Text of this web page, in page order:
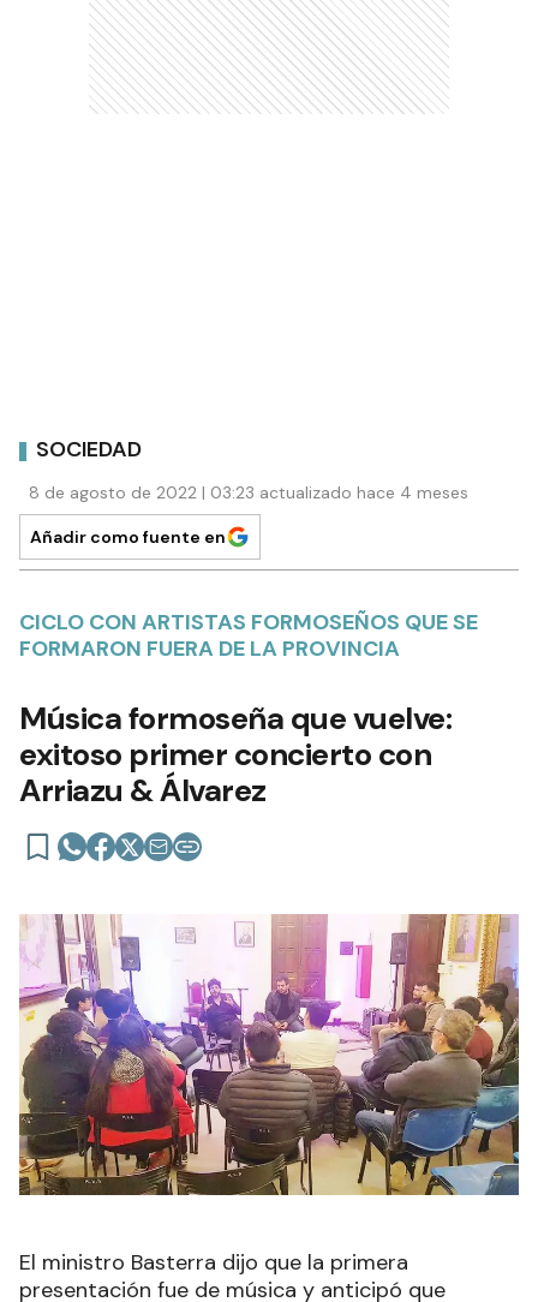
SOCIEDAD
8 de agosto de 2022 | 03:23 actualizado hace 4 meses
Añadir como fuente en
CICLO CON ARTISTAS FORMOSEÑOS QUE SE
FORMARON FUERA DE LA PROVINCIA
Música formoseña que vuelve:
exitoso primer concierto con
Arriazu & Álvarez
El ministro Basterra dijo que la primera
presentación fue de música y anticipó que